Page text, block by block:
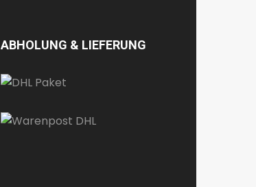
ABHOLUNG & LIEFERUNG